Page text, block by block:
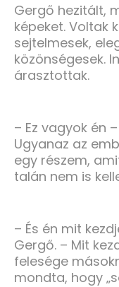
Gergő hezitált,
képeket. Voltak
sejtelmesek,
közönségesek.
árasztottak.
– Ez vagyok én
Ugyanaz az
egy részem,
talán nem is
– És én mit
Gergő. – Mit
felesége
mondta, hogy